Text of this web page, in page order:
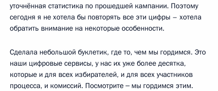
уточнённая статистика по прошедшей кампании. Поэтому
сегодня я не хотела бы повторять все эти цифры – хотела
обратить внимание на некоторые особенности.
Сделала небольшой буклетик, где то, чем мы гордимся. Это
наши цифровые сервисы, у нас их уже более десятка,
которые и для всех избирателей, и для всех участников
процесса, и комиссий. Посмотрите ‒ мы гордимся этим.